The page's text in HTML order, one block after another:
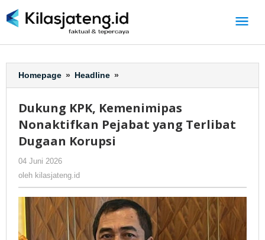
ke
Homepage » Headline »
KPK,
Nonaktifkan
Pejabat
Dukung KPK, Kemenimipas
Nonaktifkan Pejabat yang Terlibat
Dugaan Korupsi
04 Juni 2026
kilasjateng.id
oleh kilasjateng.id